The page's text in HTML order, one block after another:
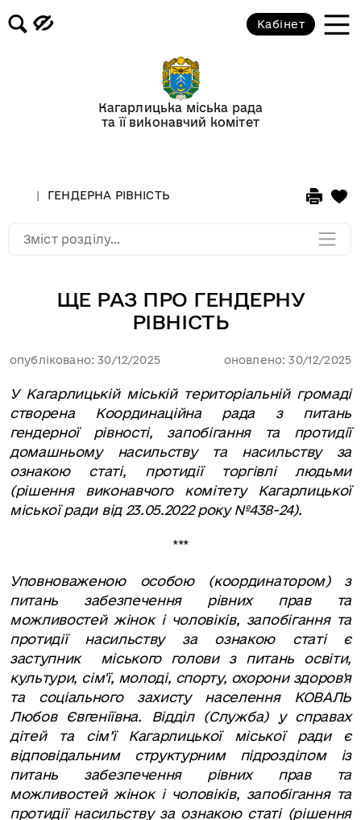
Кагарлицька міська рада
та її виконавчий комітет
Кабінет
ГЕНДЕРНА РІВНІСТЬ
ЩЕ РАЗ ПРО ГЕНДЕРНУ
РІВНІСТЬ
опубліковано: 30/12/2025 оновлено: 30/12/2025
У Кагарлицькій міській територіальній громаді
створена Координаційна рада з питань
гендерної рівності, запобігання та протидії
домашньому насильству та насильству за
ознакою статі, протидії торгівлі людьми
(рішення виконавчого комітету Кагарлицької
міської ради від 23.05.2022 року №438-24).
***
Уповноваженою особою (координатором) з
питань забезпечення рівних прав та
можливостей жінок і чоловіків, запобігання та
протидії насильству за ознакою статі є
заступник міського голови з питань освіти,
культури, сім'ї, молоді, спорту, охорони здоров'я
та соціального захисту населення КОВАЛЬ
Любов Євгеніївна. Відділ (Служба) у справах
дітей та сім’ї Кагарлицької міської ради є
відповідальним структурним підрозділом із
питань забезпечення рівних прав та
можливостей жінок і чоловіків, запобігання та
протидії насильству за ознакою статі (рішення
Зміст розділу...